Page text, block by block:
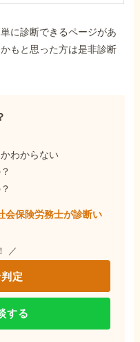
に診断できるページがあ
もと思った方は是非診断
わからない
会保険労務士が診断い
／
定
する